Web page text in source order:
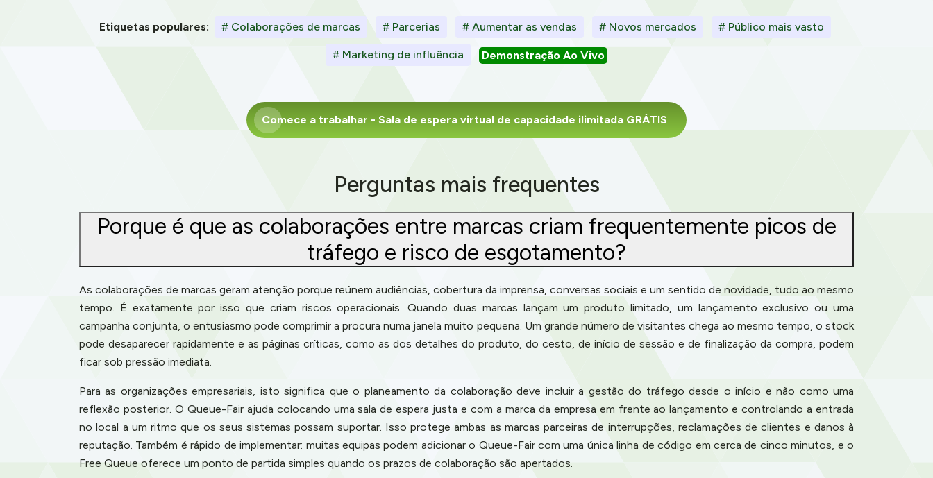
Etiquetas populares: # Colaborações de marcas # Parcerias # Aumentar as vendas # Novos mercados # Público mais vasto
# Marketing de influência Demonstração Ao Vivo
Comece a trabalhar - Sala de espera virtual de capacidade ilimitada GRÁTIS
Perguntas mais frequentes
Porque é que as colaborações entre marcas criam frequentemente picos de
tráfego e risco de esgotamento?
As colaborações de marcas geram atenção porque reúnem audiências, cobertura da imprensa, conversas sociais e um sentido de novidade, tudo ao mesmo
tempo. É exatamente por isso que criam riscos operacionais. Quando duas marcas lançam um produto limitado, um lançamento exclusivo ou uma
campanha conjunta, o entusiasmo pode comprimir a procura numa janela muito pequena. Um grande número de visitantes chega ao mesmo tempo, o stock
pode desaparecer rapidamente e as páginas críticas, como as dos detalhes do produto, do cesto, de início de sessão e de finalização da compra, podem
ficar sob pressão imediata.
Para as organizações empresariais, isto significa que o planeamento da colaboração deve incluir a gestão do tráfego desde o início e não como uma
reflexão posterior. O Queue-Fair ajuda colocando uma sala de espera justa e com a marca da empresa em frente ao lançamento e controlando a entrada
no local a um ritmo que os seus sistemas possam suportar. Isso protege ambas as marcas parceiras de interrupções, reclamações de clientes e danos à
reputação. Também é rápido de implementar: muitas equipas podem adicionar o Queue-Fair com uma única linha de código em cerca de cinco minutos, e o
Free Queue oferece um ponto de partida simples quando os prazos de colaboração são apertados.